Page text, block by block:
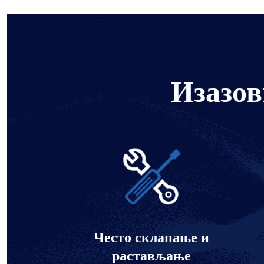
Често склапање и
растављање